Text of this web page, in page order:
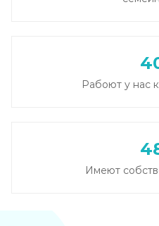
Лечение зависимости от
от 6 000 ₽/суткиРабоют у нас
Имеют